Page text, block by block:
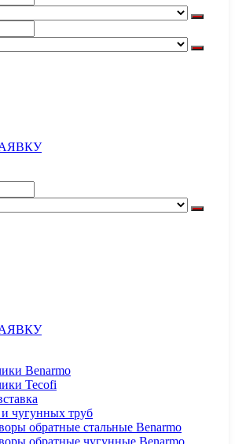
Benarmo
Tecofi
чугунных труб
обратные стальные Benarmo
обратные чугунные Benarmo